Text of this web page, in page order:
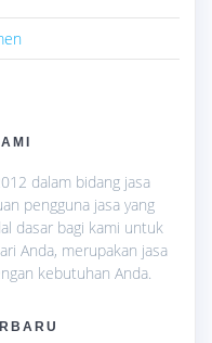
dalam bidang jasa
pengguna jasa yang
dasar bagi kami untuk
Anda, merupakan jasa
kebutuhan Anda.